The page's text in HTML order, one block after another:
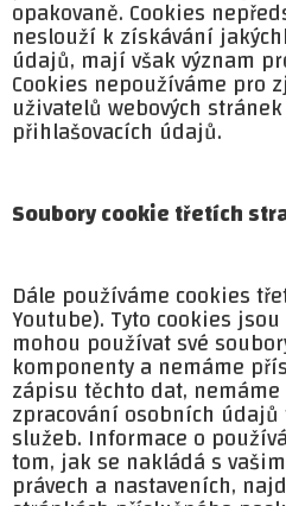
opakovaně. Cookies
neslouží k získávání
údajů, mají však význam
Cookies nepoužíváme pro
uživatelů webových
přihlašovacích údajů.
Soubory cookie třetích
Dále používáme cookies
Youtube). Tyto cookies
mohou používat své
komponenty a nemáme
zápisu těchto dat,
zpracování osobních
služeb. Informace o
tom, jak se nakládá s
právech a nastaveních,